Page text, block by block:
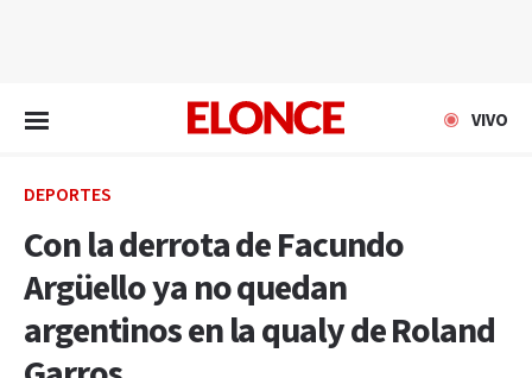
VIVO
DEPORTES
Con la derrota de Facundo
Argüello ya no quedan
argentinos en la qualy de Roland